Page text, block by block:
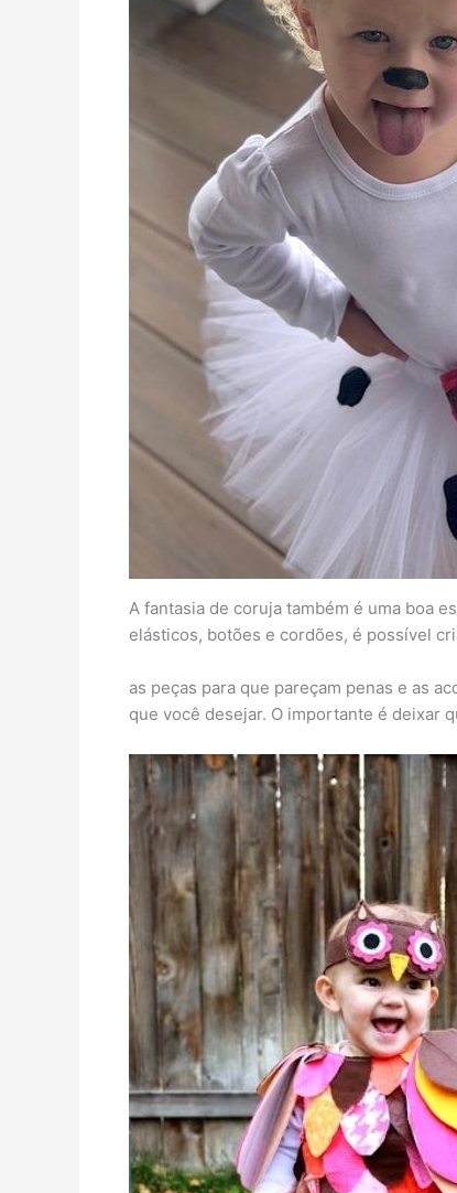
A fantasia de coruja também é uma boa
elásticos, botões e cordões, é possível
as peças para que pareçam penas e as
que você desejar. O importante é deixar